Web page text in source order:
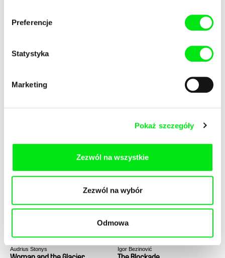
Preferencje
Statystyka
Marketing
Pokaż szczegóły
Zezwól na wszystkie
Zezwól na wybór
Odmowa
Boan Wang
Home Abroad
Audrius Stonys Igor Bezinović